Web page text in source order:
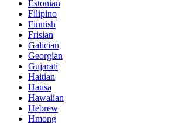
Estonian
Filipino
Finnish
Frisian
Galician
Georgian
Gujarati
Haitian
Hausa
Hawaiian
Hebrew
Hmong